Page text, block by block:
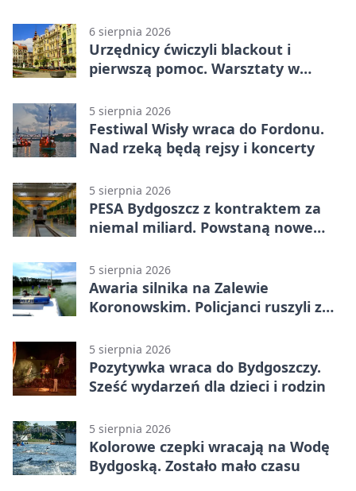
6 sierpnia 2026
Urzędnicy ćwiczyli blackout i
pierwszą pomoc. Warsztaty w
5 sierpnia 2026
Festiwal Wisły wraca do Fordonu.
Nad rzeką będą rejsy i koncerty
5 sierpnia 2026
PESA Bydgoszcz z kontraktem za
niemal miliard. Powstaną nowe
5 sierpnia 2026
Awaria silnika na Zalewie
Koronowskim. Policjanci ruszyli z
5 sierpnia 2026
Pozytywka wraca do Bydgoszczy.
Sześć wydarzeń dla dzieci i rodzin
5 sierpnia 2026
Kolorowe czepki wracają na Wodę
Bydgoską. Zostało mało czasu